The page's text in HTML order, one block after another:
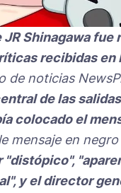
Shinagawa fue
recibidas en
de noticias
de las
colocado el
mensaje en
y el director